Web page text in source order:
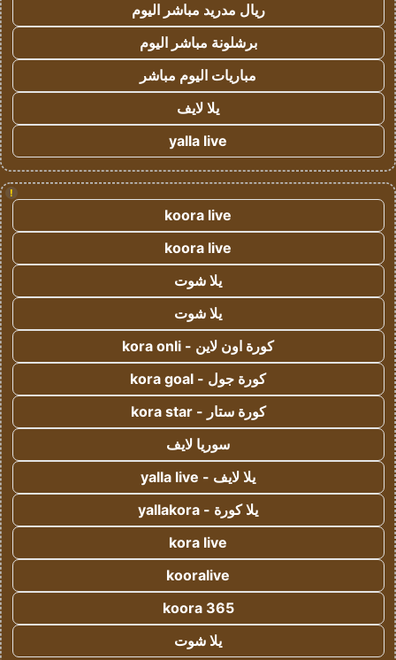
ريال مدريد مباشر اليوم
برشلونة مباشر اليوم
مباريات اليوم مباشر
يلا لايف
yalla live
!
koora live
koora live
يلا شوت
يلا شوت
كورة اون لاين - kora onli
كورة جول - kora goal
كورة ستار - kora star
سوريا لايف
يلا لايف - yalla live
يلا كورة - yallakora
kora live
kooralive
koora 365
يلا شوت